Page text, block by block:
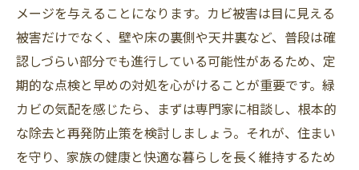
メージを与えることになります。カビ被害は目に見える
被害だけでなく、壁や床の裏側や天井裏など、普段は確
認しづらい部分でも進行している可能性があるため、定
期的な点検と早めの対処を心がけることが重要です。緑
カビの気配を感じたら、まずは専門家に相談し、根本的
な除去と再発防止策を検討しましょう。それが、住まい
を守り、家族の健康と快適な暮らしを長く維持するため